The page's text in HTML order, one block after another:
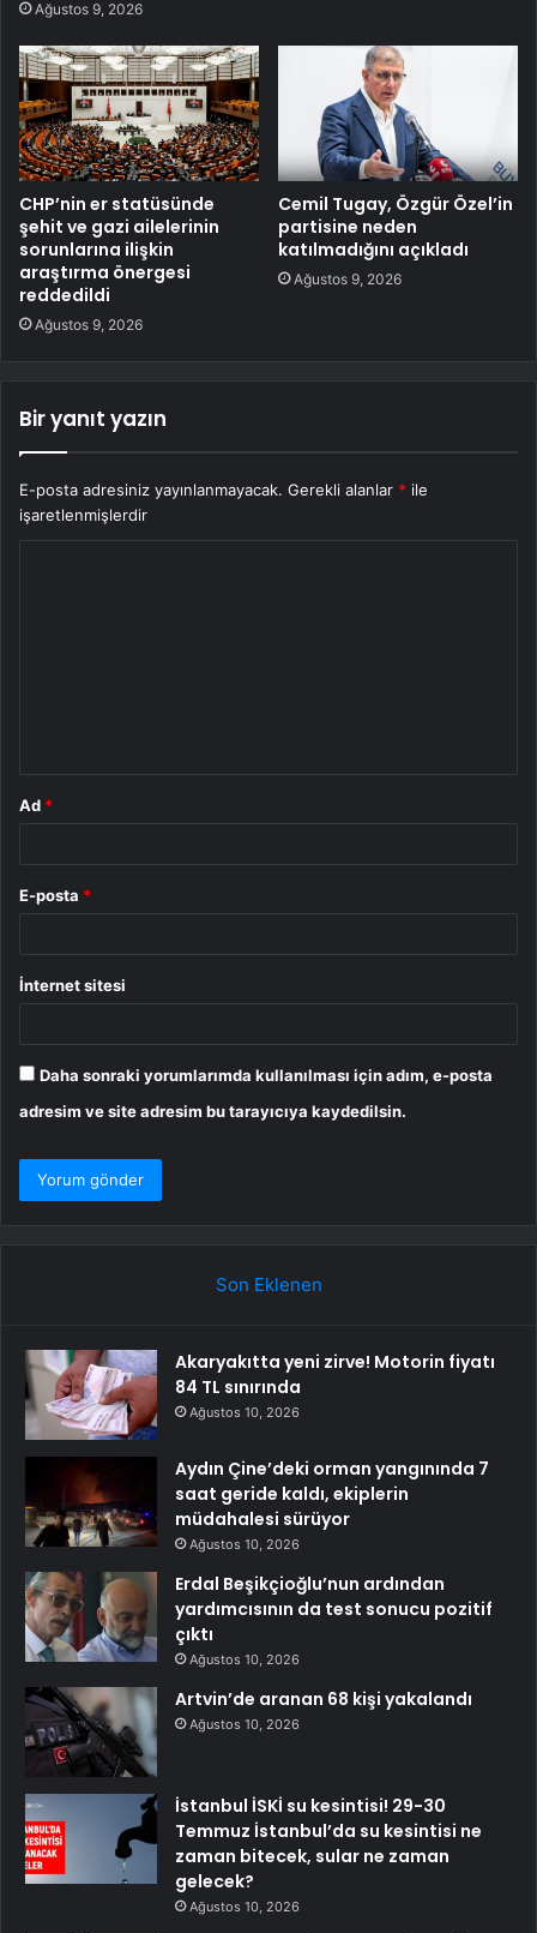
Ağustos 9, 2026
CHP’nin er statüsünde
şehit ve gazi ailelerinin
sorunlarına ilişkin
araştırma önergesi
reddedildi
Ağustos 9, 2026
Cemil Tugay, Özgür Özel’in
partisine neden
katılmadığını açıkladı
Ağustos 9, 2026
Bir yanıt yazın
E-posta adresiniz yayınlanmayacak. Gerekli alanlar * ile
işaretlenmişlerdir
Ad *
E-posta *
İnternet sitesi
Daha sonraki yorumlarımda kullanılması için adım, e-posta
adresim ve site adresim bu tarayıcıya kaydedilsin.
Son Eklenen
Akaryakıtta yeni zirve! Motorin fiyatı
84 TL sınırında
Ağustos 10, 2026
Aydın Çine’deki orman yangınında 7
saat geride kaldı, ekiplerin
müdahalesi sürüyor
Ağustos 10, 2026
Erdal Beşikçioğlu’nun ardından
yardımcısının da test sonucu pozitif
çıktı
Ağustos 10, 2026
Artvin’de aranan 68 kişi yakalandı
Ağustos 10, 2026
İstanbul İSKİ su kesintisi! 29-30
Temmuz İstanbul’da su kesintisi ne
zaman bitecek, sular ne zaman
gelecek?
Ağustos 10, 2026